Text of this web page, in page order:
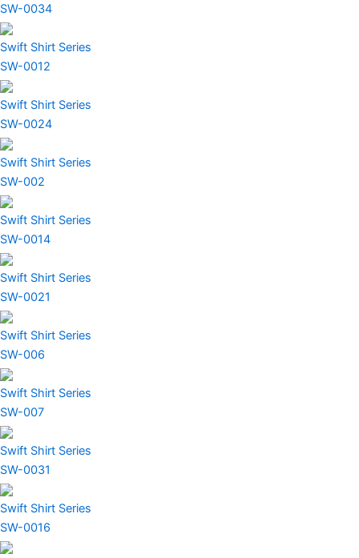
SW-0034
Swift Shirt Series
SW-0012
Swift Shirt Series
SW-0024
Swift Shirt Series
SW-002
Swift Shirt Series
SW-0014
Swift Shirt Series
SW-0021
Swift Shirt Series
SW-006
Swift Shirt Series
SW-007
Swift Shirt Series
SW-0031
Swift Shirt Series
SW-0016